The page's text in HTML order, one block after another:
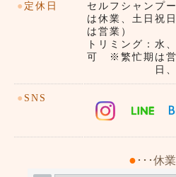
● 定休日
セルフシャンプ
は休業、土日祝
は営業）
トリミング：水
可 ※繁忙期は
日、月、
● SNS
● ･･･休